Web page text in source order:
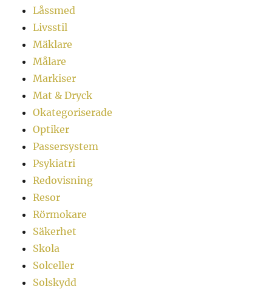
Låssmed
Livsstil
Mäklare
Målare
Markiser
Mat & Dryck
Okategoriserade
Optiker
Passersystem
Psykiatri
Redovisning
Resor
Rörmokare
Säkerhet
Skola
Solceller
Solskydd